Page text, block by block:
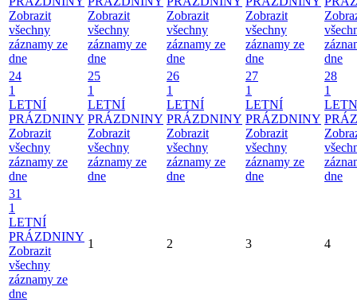
Zobrazit
všechny
záznamy ze
dne
Zobrazit
všechny
záznamy ze
dne
Zobrazit
všechny
záznamy ze
dne
Zobrazit
všechny
záznamy ze
dne
dne
24
1
LETNÍ
PRÁZDNINY
Zobrazit
všechny
záznamy ze
dne
25
1
LETNÍ
PRÁZDNINY
Zobrazit
všechny
záznamy ze
dne
26
1
LETNÍ
PRÁZDNINY
Zobrazit
všechny
záznamy ze
dne
27
1
LETNÍ
PRÁZDNINY
Zobrazit
všechny
záznamy ze
dne
28
1
dne
31
1
LETNÍ
PRÁZDNINY
Zobrazit
všechny
záznamy ze
dne
1 2 3 4